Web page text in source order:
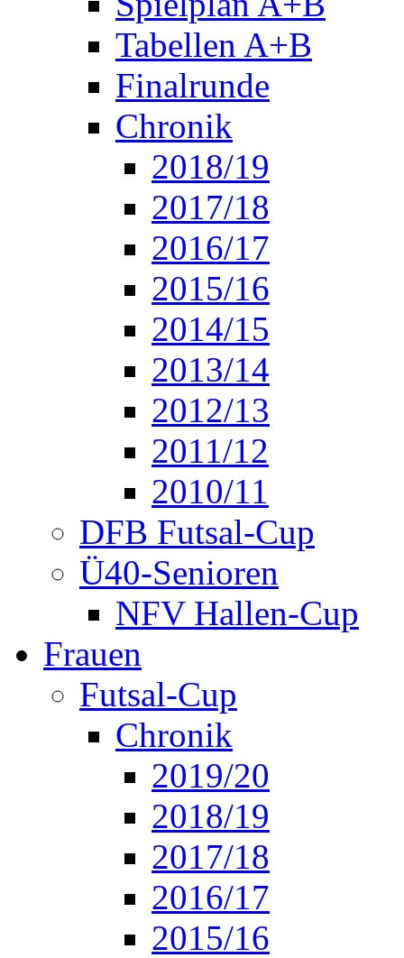
Tabellen A+B
Finalrunde
Chronik
2018/19
2017/18
2016/17
2015/16
2014/15
2013/14
2012/13
2011/12
2010/11
DFB Futsal-Cup
Ü40-Senioren
NFV Hallen-Cup
Frauen
Futsal-Cup
Chronik
2019/20
2018/19
2017/18
2016/17
2015/16